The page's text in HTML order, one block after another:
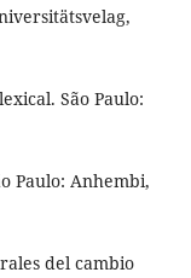
São Paulo:
Paulo: Anhembi,
del cambio